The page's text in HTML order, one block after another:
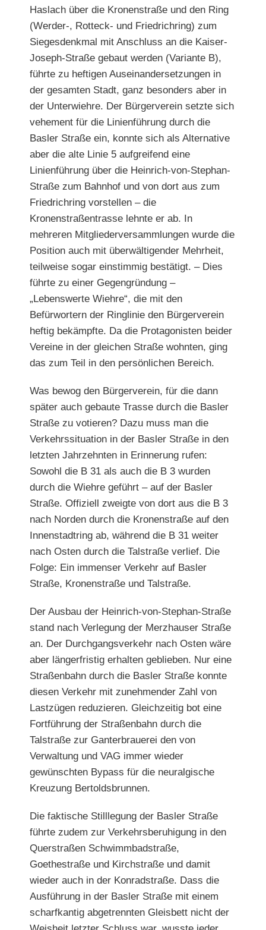
Haslach über die Kronenstraße und den Ring
(Werder-, Rotteck- und Friedrichring) zum
Siegesdenkmal mit Anschluss an die Kaiser-
Joseph-Straße gebaut werden (Variante B),
führte zu heftigen Auseinandersetzungen in
der gesamten Stadt, ganz besonders aber in
der Unterwiehre. Der Bürgerverein setzte sich
vehement für die Linienführung durch die
Basler Straße ein, konnte sich als Alternative
aber die alte Linie 5 aufgreifend eine
Linienführung über die Heinrich-von-Stephan-
Straße zum Bahnhof und von dort aus zum
Friedrichring vorstellen – die
Kronenstraßentrasse lehnte er ab. In
mehreren Mitgliederversammlungen wurde die
Position auch mit überwältigender Mehrheit,
teilweise sogar einstimmig bestätigt. – Dies
führte zu einer Gegengründung –
„Lebenswerte Wiehre“, die mit den
Befürwortern der Ringlinie den Bürgerverein
heftig bekämpfte. Da die Protagonisten beider
Vereine in der gleichen Straße wohnten, ging
das zum Teil in den persönlichen Bereich.
Was bewog den Bürgerverein, für die dann
später auch gebaute Trasse durch die Basler
Straße zu votieren? Dazu muss man die
Verkehrssituation in der Basler Straße in den
letzten Jahrzehnten in Erinnerung rufen:
Sowohl die B 31 als auch die B 3 wurden
durch die Wiehre geführt – auf der Basler
Straße. Offiziell zweigte von dort aus die B 3
nach Norden durch die Kronenstraße auf den
Innenstadtring ab, während die B 31 weiter
nach Osten durch die Talstraße verlief. Die
Folge: Ein immenser Verkehr auf Basler
Straße, Kronenstraße und Talstraße.
Der Ausbau der Heinrich-von-Stephan-Straße
stand nach Verlegung der Merzhauser Straße
an. Der Durchgangsverkehr nach Osten wäre
aber längerfristig erhalten geblieben. Nur eine
Straßenbahn durch die Basler Straße konnte
diesen Verkehr mit zunehmender Zahl von
Lastzügen reduzieren. Gleichzeitig bot eine
Fortführung der Straßenbahn durch die
Talstraße zur Ganterbrauerei den von
Verwaltung und VAG immer wieder
gewünschten Bypass für die neuralgische
Kreuzung Bertoldsbrunnen.
Die faktische Stilllegung der Basler Straße
führte zudem zur Verkehrsberuhigung in den
Querstraßen Schwimmbadstraße,
Goethestraße und Kirchstraße und damit
wieder auch in der Konradstraße. Dass die
Ausführung in der Basler Straße mit einem
scharfkantig abgetrennten Gleisbett nicht der